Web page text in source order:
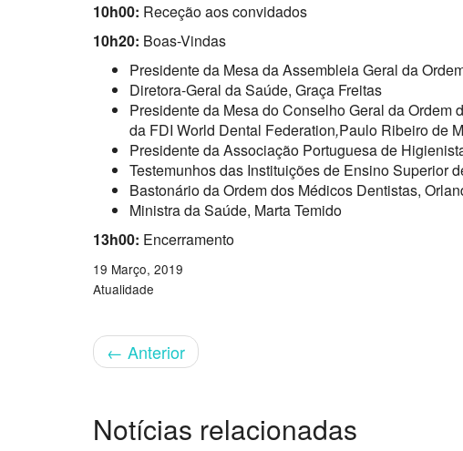
10h00: Receção aos convidados
10h20: Boas-Vindas
Presidente da Mesa da Assembleia Geral da
Diretora-Geral da Saúde, Graça Freitas
Presidente da Mesa do Conselho Geral da Ordem
da FDI World Dental Federation,Paulo Ribeiro de
Presidente da Associação Portuguesa de
Testemunhos das Instituições de Ensino Superior
Bastonário da Ordem dos Médicos Dentistas,
Ministra da Saúde, Marta Temido
13h00: Encerramento
19 Março, 2019
Atualidade
← Anterior
Notícias relacionadas